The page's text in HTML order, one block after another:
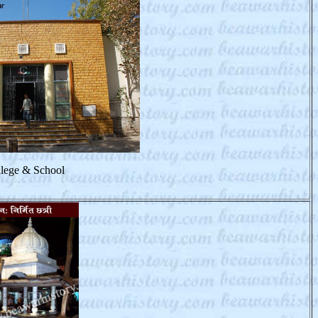
& School